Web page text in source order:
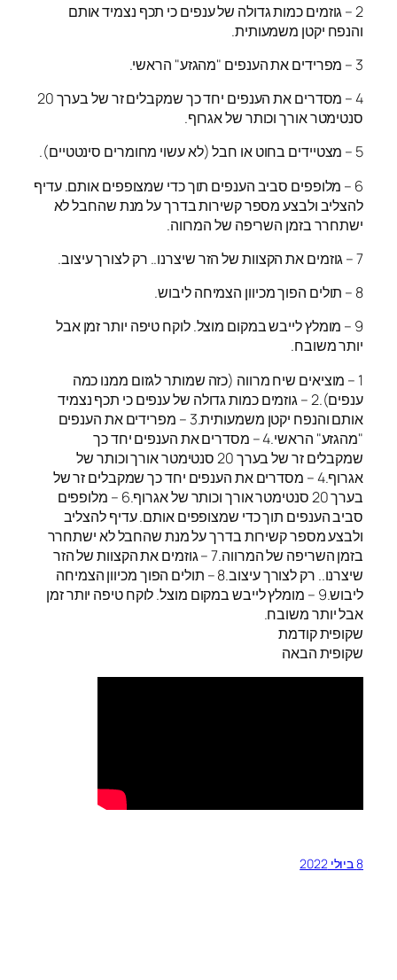
2 – גוזמים כמות גדולה של ענפים כי תכף נצמיד אותם
והנפח יקטן משמעותית.
3 – מפרידים את הענפים "מהגזע" הראשי.
4 – מסדרים את הענפים יחד כך שמקבלים זר של בערך 20
סנטימטר אורך וכותר של אגרוף.
5 – מצטיידים בחוט או חבל (לא עשוי מחומרים סינטטיים).
6 – מלופפים סביב הענפים תוך כדי שמצופפים אותם. עדיף
להצליב ולבצע מספר קשירות בדרך על מנת שהחבל לא
ישתחרר בזמן השריפה של המרווה.
7 – גוזמים את הקצוות של הזר שיצרנו.. רק לצורך עיצוב.
8 – תולים הפוך מכיוון הצמיחה ליבוש.
9 – מומלץ לייבש במקום מוצל. לוקח טיפה יותר זמן אבל
יותר משובח.
1 – מוציאים שיח מרווה (כזה שמותר לגזום ממנו כמה
ענפים).2 – גוזמים כמות גדולה של ענפים כי תכף נצמיד
אותם והנפח יקטן משמעותית.3 – מפרידים את הענפים
"מהגזע" הראשי.4 – מסדרים את הענפים יחד כך
שמקבלים זר של בערך 20 סנטימטר אורך וכותר של
אגרוף.4 – מסדרים את הענפים יחד כך שמקבלים זר של
בערך 20 סנטימטר אורך וכותר של אגרוף.6 – מלופפים
סביב הענפים תוך כדי שמצופפים אותם. עדיף להצליב
ולבצע מספר קשירות בדרך על מנת שהחבל לא ישתחרר
בזמן השריפה של המרווה.7 – גוזמים את הקצוות של הזר
שיצרנו.. רק לצורך עיצוב.8 – תולים הפוך מכיוון הצמיחה
ליבוש.9 – מומלץ לייבש במקום מוצל. לוקח טיפה יותר זמן
אבל יותר משובח.
שקופית קודמת
שקופית הבאה
8 ביולי 2022